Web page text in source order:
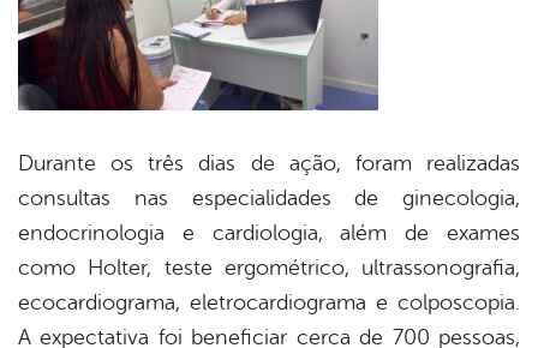
Durante os três dias de ação, foram realizadas
consultas nas especialidades de ginecologia,
endocrinologia e cardiologia, além de exames
como Holter, teste ergométrico, ultrassonografia,
ecocardiograma, eletrocardiograma e colposcopia.
A expectativa foi beneficiar cerca de 700 pessoas,